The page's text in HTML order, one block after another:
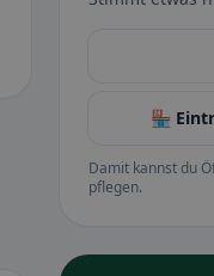
🏪
Damit kannst du
pflegen.